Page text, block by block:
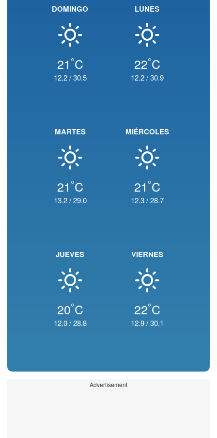
DOMINGO
21 °C
12.2/30.5
LUNES
22°C
12.2/30.9
MARTES
21 °C
13.2/29.0
MIÉRCOLES
21 °C
12.3/28.7
JUEVES
20°C
12.0/28.8
VIERNES
22°C
12.9/30.1
Advertisement